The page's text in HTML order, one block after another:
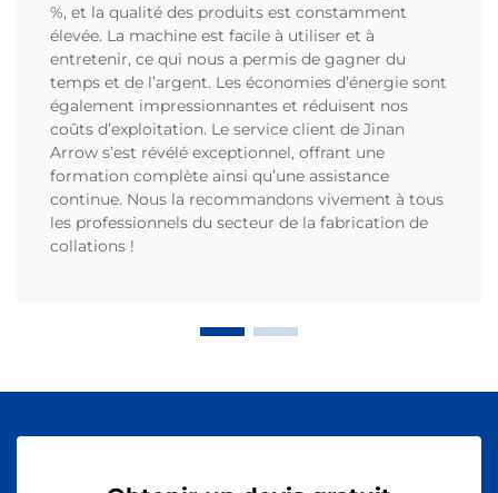
%, et la qualité des produits est constamment
élevée. La machine est facile à utiliser et à
entretenir, ce qui nous a permis de gagner du
temps et de l’argent. Les économies d’énergie sont
également impressionnantes et réduisent nos
coûts d’exploitation. Le service client de Jinan
Arrow s’est révélé exceptionnel, offrant une
formation complète ainsi qu’une assistance
continue. Nous la recommandons vivement à tous
les professionnels du secteur de la fabrication de
collations !